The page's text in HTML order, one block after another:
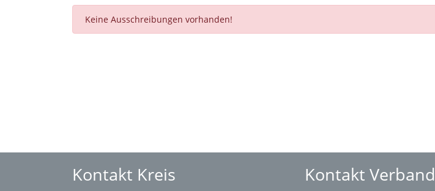
Keine Ausschreibungen vorhanden!
Kontakt Kreis Kontakt Verband